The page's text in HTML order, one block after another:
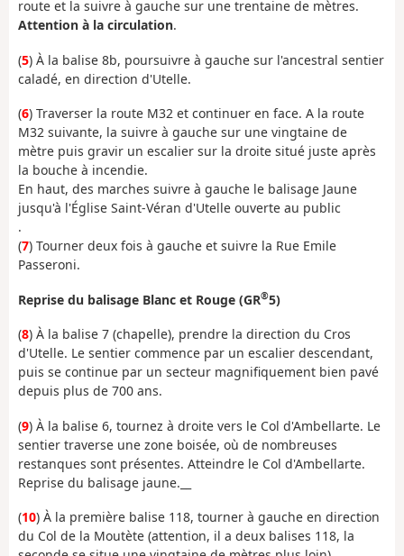
route et la suivre à gauche sur une trentaine de mètres.
Attention à la circulation.
(5) À la balise 8b, poursuivre à gauche sur l'ancestral sentier
caladé, en direction d'Utelle.
(6) Traverser la route M32 et continuer en face. A la route
M32 suivante, la suivre à gauche sur une vingtaine de
mètre puis gravir un escalier sur la droite situé juste après
la bouche à incendie.
En haut, des marches suivre à gauche le balisage Jaune
jusqu'à l'Église Saint-Véran d'Utelle ouverte au public
.
(7) Tourner deux fois à gauche et suivre la Rue Emile
Passeroni.
Reprise du balisage Blanc et Rouge (GR®5)
(8) À la balise 7 (chapelle), prendre la direction du Cros
d'Utelle. Le sentier commence par un escalier descendant,
puis se continue par un secteur magnifiquement bien pavé
depuis plus de 700 ans.
(9) À la balise 6, tournez à droite vers le Col d'Ambellarte. Le
sentier traverse une zone boisée, où de nombreuses
restanques sont présentes. Atteindre le Col d'Ambellarte.
Reprise du balisage jaune.__
(10) À la première balise 118, tourner à gauche en direction
du Col de la Moutète (attention, il a deux balises 118, la